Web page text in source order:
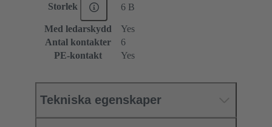
Storlek 6 B
Med ledarskydd
Yes
Antal kontakter
6
PE-kontakt
Yes
Tekniska egenskaper